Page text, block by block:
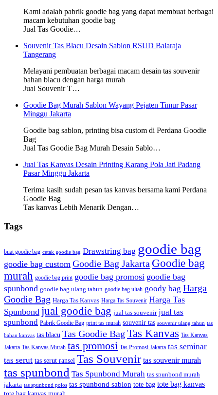
Kami adalah pabrik goodie bag yang dapat membuat berbagai
macam kebutuhan goodie bag
Jual Tas Goodie…
Souvenir Tas Blacu Desain Sablon RSUD Balaraja
Tangerang
Melayani pembuatan berbagai macam desain tas souvenir
bahan blacu dengan harga murah
Jual Souvenir T…
Goodie Bag Murah Sablon Wayang Pejaten Timur Pasar
Minggu Jakarta
Goodie bag sablon, printing bisa custom di Perdana Goodie
Bag
Jual Tas Goodie Bag Murah Desain Sablo…
Jual Tas Kanvas Desain Printing Karang Pola Jati Padang
Pasar Minggu Jakarta
Terima kasih sudah pesan tas kanvas bersama kami Perdana
Goodie Bag
Tas kanvas Lebih Menarik Dengan…
Tags
buat goodie bag cetak goodie bag Drawstring bag goodie bag
goodie bag custom Goodie Bag Jakarta Goodie bag
murah goodie bag print goodie bag promosi goodie bag
spunbond goodie bag ulang tahun goodie bag ultah goody bag Harga
Goodie Bag Harga Tas Kanvas Harga Tas Souvenir Harga Tas
Spunbond jual goodie bag jual tas souvenir jual tas
spunbond Pabrik Goodie Bag print tas murah souvenir tas souvenir ulang tahun tas
bahan kanvas tas blacu Tas Goodie Bag Tas Kanvas Tas Kanvas
Jakarta Tas Kanvas Murah tas promosi Tas Promosi Jakarta tas seminar
tas serut tas serut ransel Tas Souvenir tas souvenir murah
tas spunbond Tas Spunbond Murah tas spunbond murah
jakarta tas spunbond polos tas spunbond sablon tote bag tote bag kanvas